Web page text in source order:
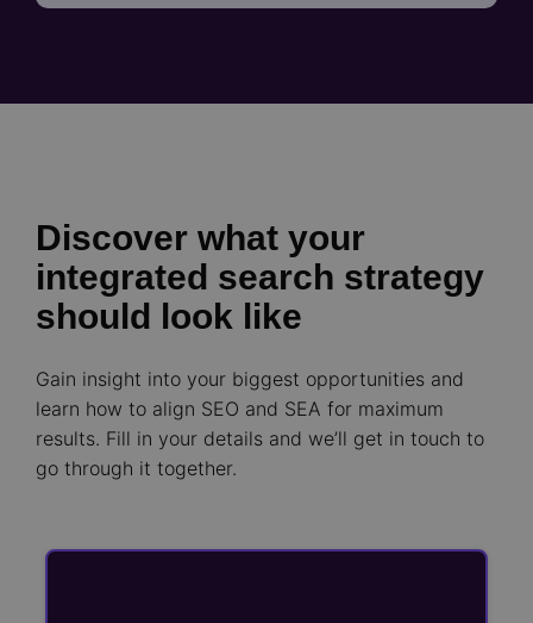
Discover what your
integrated search strategy
should look like
Gain insight into your biggest opportunities and
learn how to align SEO and SEA for maximum
results. Fill in your details and we’ll get in touch to
go through it together.